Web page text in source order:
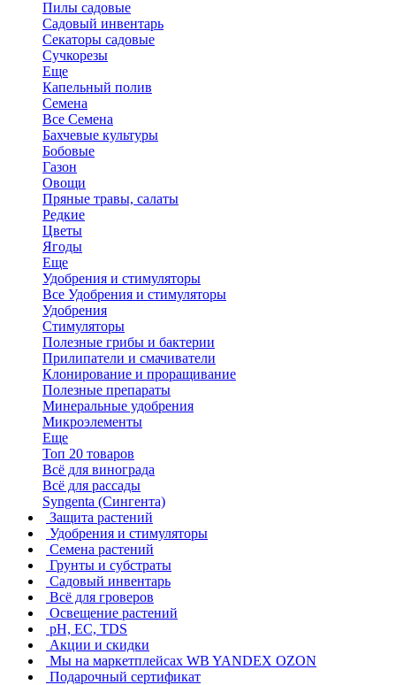
Пилы садовые
Садовый инвентарь
Секаторы садовые
Сучкорезы
Еще
Капельный полив
Семена
Все Семена
Бахчевые культуры
Бобовые
Газон
Овощи
Пряные травы, салаты
Редкие
Цветы
Ягоды
Еще
Удобрения и стимуляторы
Все Удобрения и стимуляторы
Удобрения
Стимуляторы
Полезные грибы и бактерии
Прилипатели и смачиватели
Клонирование и проращивание
Полезные препараты
Минеральные удобрения
Микроэлементы
Еще
Топ 20 товаров
Всё для винограда
Всё для рассады
Syngenta (Сингента)
Защита растений
Удобрения и стимуляторы
Семена растений
Грунты и субстраты
Садовый инвентарь
Всё для гроверов
Освещение растений
pH, EC, TDS
Акции и скидки
Мы на маркетплейсах WB YANDEX OZON
Подарочный сертификат